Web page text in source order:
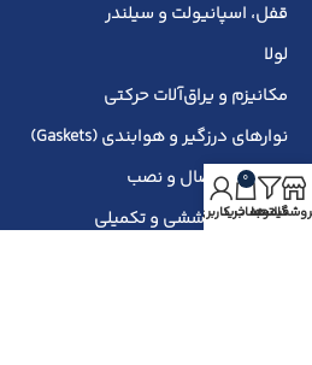
قفل، اسپانیولت و سیلندر
لولا
مکانیزم و یراق‌آلات حرکتی
نوارهای درزگیر و هوابندی (Gaskets)
یراق‌آلات اتصال و نصب
یراق‌آلات پوششی و تکمیلی
فیلترها
0
سبد خرید
حساب کاربری من